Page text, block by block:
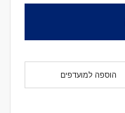
הוספה למועדפים